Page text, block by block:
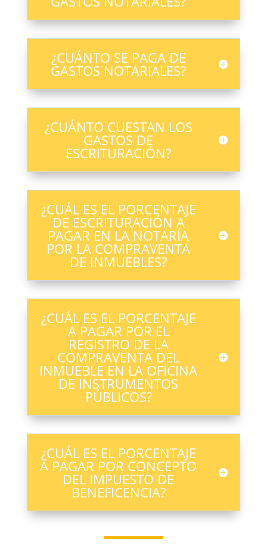
¿CUÁNTO SE PAGA DE
GASTOS NOTARIALES?
¿CUÁNTO CUESTAN LOS
GASTOS DE
ESCRITURACIÓN?
¿CUÁL ES EL PORCENTAJE
DE ESCRITURACIÓN A
PAGAR EN LA NOTARÍA
POR LA COMPRAVENTA
DE INMUEBLES?
¿CUÁL ES EL PORCENTAJE
A PAGAR POR EL
REGISTRO DE LA
COMPRAVENTA DEL
INMUEBLE EN LA OFICINA
DE INSTRUMENTOS
PÚBLICOS?
¿CUÁL ES EL PORCENTAJE
A PAGAR POR CONCEPTO
DEL IMPUESTO DE
BENEFICENCIA?